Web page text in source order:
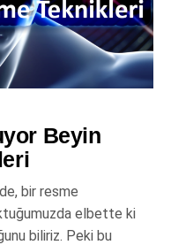
Beyin
bir resme
elbette ki
biliriz. Peki bu